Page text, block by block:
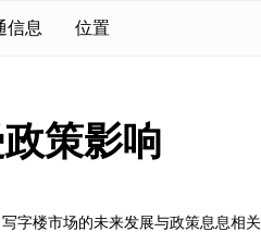
信息 位置
策影响
写字楼市场的未来发展与政策息息相